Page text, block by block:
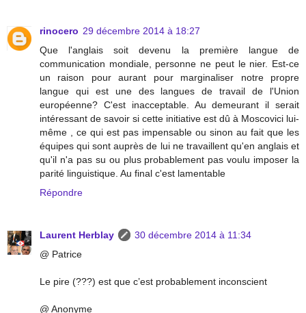
rinocero 29 décembre 2014 à 18:27
Que l'anglais soit devenu la première langue de
communication mondiale, personne ne peut le nier. Est-ce
un raison pour aurant pour marginaliser notre propre
langue qui est une des langues de travail de l'Union
européenne? C'est inacceptable. Au demeurant il serait
intéressant de savoir si cette initiative est dû à Moscovici lui-
même , ce qui est pas impensable ou sinon au fait que les
équipes qui sont auprès de lui ne travaillent qu'en anglais et
qu'il n'a pas su ou plus probablement pas voulu imposer la
parité linguistique. Au final c'est lamentable
Répondre
Laurent Herblay
30 décembre 2014 à 11:34
@ Patrice
Le pire (???) est que c’est probablement inconscient
@ Anonyme